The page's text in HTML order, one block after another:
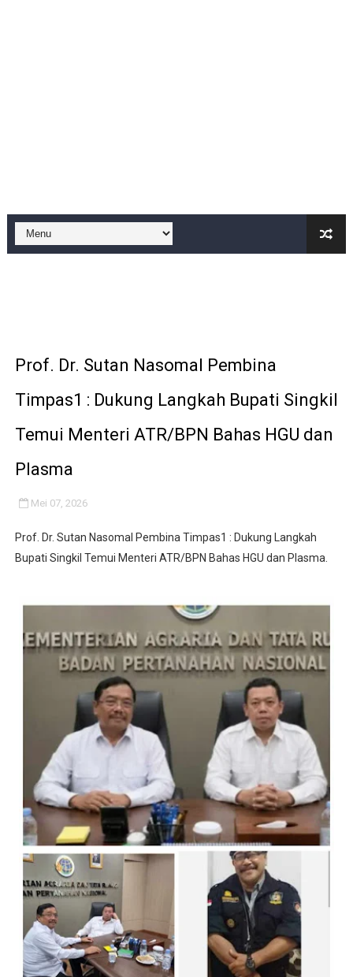
Turnamen sepok bola, yang akan bermain antar" desa
Kondisi SMPN 2 Sungai Ambawang Memprihatinkan,
Prof. Dr. Sutan Nasomal Pembina
Timpas1 : Dukung Langkah Bupati Singkil
Temui Menteri ATR/BPN Bahas HGU dan
Plasma
Mei 07, 2026
Prof. Dr. Sutan Nasomal Pembina Timpas1 : Dukung Langkah
Bupati Singkil Temui Menteri ATR/BPN Bahas HGU dan Plasma.